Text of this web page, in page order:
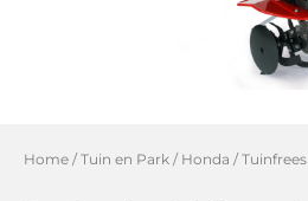
Home /Tuin en Park / Honda /Tuinfrees